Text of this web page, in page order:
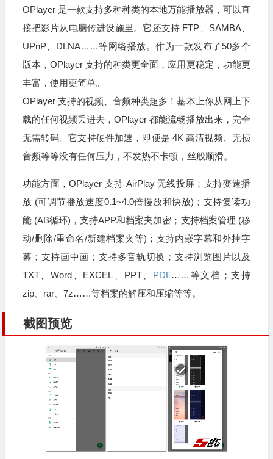
OPlayer 是一款支持多种种类的本地万能播放器，可以直
接把影片从电脑传进设施里。它还支持 FTP、SAMBA、
UPnP、DLNA……等网络播放。作为一款发布了50多个
版本，OPlayer 支持的种类更全面，应用更稳定，功能更
丰富，使用更简单。
OPlayer 支持的视频、音频种类超多！基本上你从网上下
载的任何视频丢进去，OPlayer 都能流畅播放出来，完全
无需转码。它支持硬件加速，即便是 4K 高清视频、无损
音频等等没有任何压力，不发热不卡顿，丝般顺滑。
功能方面，OPlayer 支持 AirPlay 无线投屏；支持变速播
放 (可调节播放速度0.1~4.0倍慢放和快放)；支持复读功
能 (AB循环)，支持APP和档案夹加密；支持档案管理 (移
动/删除/重命名/新建档案夹等)；支持内嵌字幕和外挂字
幕；支持画中画；支持多音轨切换；支持浏览图片以及
TXT、Word、EXCEL、PPT、 PDF……等文档；支持
zip、rar、7z……等档案的解压和压缩等等。
截图预览